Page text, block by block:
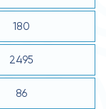
180
2495
86